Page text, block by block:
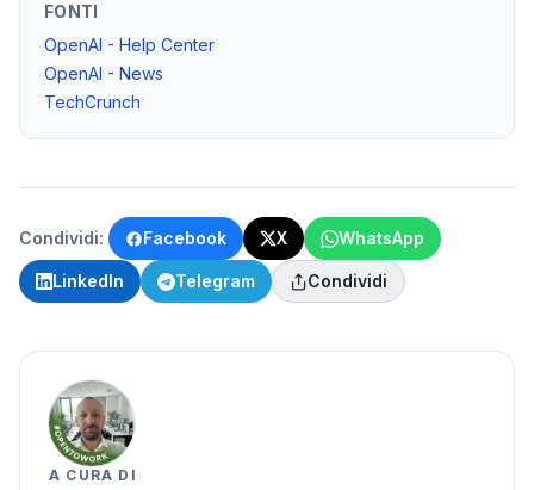
FONTI
OpenAI - Help Center
OpenAI - News
TechCrunch
Condividi: Facebook X WhatsApp
LinkedIn Telegram Condividi
A CURA DI